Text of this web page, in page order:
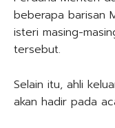
beberapa barisan
isteri masing-
tersebut.
Selain itu, ahli
akan hadir pada